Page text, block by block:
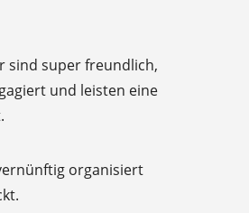
sind super freundlich,
und leisten eine
organisiert